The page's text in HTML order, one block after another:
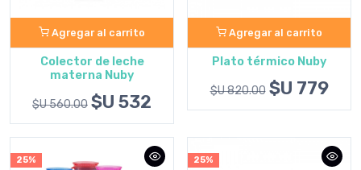
Agregar al carrito
Colector de leche
materna Nuby
$U 560.00 $U 532
Agregar al carrito
Plato térmico Nuby
$U 820.00 $U 779
25% 25%